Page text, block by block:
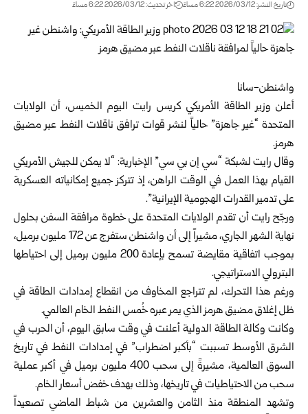
تاريخ النشر: 2026/03/12 6:22 مساءً اخر تحديث: 2026/03/12 6:22 مساءً
واشنطن-سانا
أعلن وزير الطاقة الأمريكي كريس رايت اليوم الخميس، أن الولايات
المتحدة “غير جاهزة” حالياً لنشر قوات ترافق ناقلات النفط عبر مضيق
هرمز.
وقال رايت لشبكة “سي إن بي سي” الإخبارية: “لا يمكن للجيش الأمريكي
القيام بهذا العمل في الوقت الراهن، إذ تتركز جميع إمكانياته العسكرية
على تدمير القدرات الهجومية الإيرانية”.
ورجّح رايت أن تقدم الولايات المتحدة على خطوة مرافقة السفن بحلول
نهاية الشهر الجاري، مشيراً إلى أن واشنطن ستفرج عن 172 مليون برميل،
بموجب اتفاقية مقايضة تسمح بإعادة 200 مليون برميل إلى احتياطها
البترولي الاستراتيجي.
ورغم هذا التحرك، لم تتراجع المخاوف من انقطاع إمدادات الطاقة في
ظل إغلاق مضيق هرمز الذي يمر عبره خُمس النفط الخام العالمي.
وكانت وكالة الطاقة الدولية أعلنت في وقت سابق اليوم، أن الحرب في
الشرق الأوسط تسببت “بأكبر اضطراب” في إمدادات النفط في تاريخ
السوق العالمية، مشيرةً إلى سحب 400 مليون برميل في أكبر عملية
سحب من الاحتياطيات في تاريخها، وذلك بهدف ⁠خفض أسعار الخام.
وتشهد المنطقة منذ الثامن والعشرين من شباط الماضي تصعيداً